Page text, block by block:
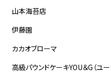
山本海苔店
伊藤園
カカオブローマ
高級パウンドケーキYOU＆G（ユー